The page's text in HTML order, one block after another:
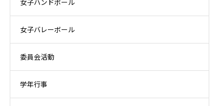
女子ハンドボール
女子バレーボール
委員会活動
学年行事